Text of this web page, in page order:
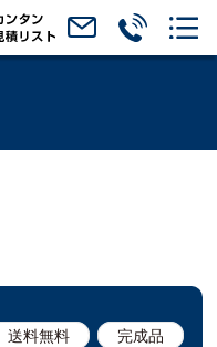
送料無料 完成品